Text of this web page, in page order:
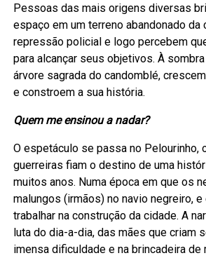
Pessoas das mais origens diversas
espaço em um terreno abandonado da
repressão policial e logo percebem
para alcançar seus objetivos. À
árvore sagrada do candomblé,
e constroem a sua história.
Quem me ensinou a nadar?
O espetáculo se passa no Pelourinho,
guerreiras fiam o destino de uma
muitos anos. Numa época em que os
malungos (irmãos) no navio negreiro, e
trabalhar na construção da cidade. A
luta do dia-a-dia, das mães que criam
imensa dificuldade e na brincadeira de